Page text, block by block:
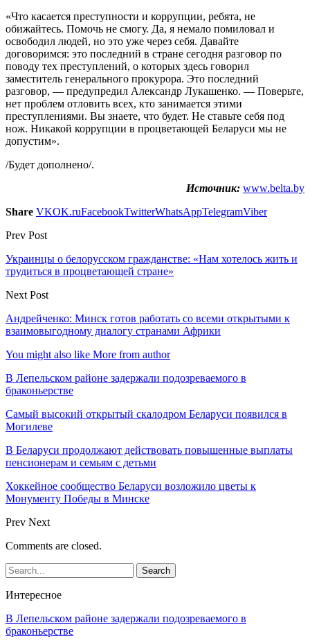
«Что касается преступности и коррупции, ребята, не
обижайтесь. Помочь не смогу. Да, я немало помиловал и
освободил людей, но это уже через себя. Давайте
договоримся: это последний в стране сегодня разговор по
поводу тех преступлений, о которых здесь говорил
заместитель генерального прокурора. Это последний
разговор, — предупредил Александр Лукашенко. — Поверьте,
нет проблем отловить всех, кто занимается этими
преступлениями. Вы знаете, что будет. Не ставьте себя под
нож. Никакой коррупции в процветающей Беларуси мы не
допустим».
/Будет дополнено/.
Источник: www.belta.by
Share VKOK.ruFacebookTwitterWhatsAppTelegramViber
Prev Post
Украинцы о белорусском гражданстве: «Нам хотелось жить и
трудиться в процветающей стране»
Next Post
Андрейченко: Минск готов работать со всеми открытыми к
взаимовыгодному диалогу странами Африки
You might also like More from author
В Лепельском районе задержали подозреваемого в
браконьерстве
Самый высокий открытый скалодром Беларуси появился в
Могилеве
В Беларуси продолжают действовать повышенные выплаты
пенсионерам и семьям с детьми
Хоккейное сообщество Беларуси возложило цветы к
Монументу Победы в Минске
Prev Next
Comments are closed.
Интересное
В Лепельском районе задержали подозреваемого в
браконьерстве